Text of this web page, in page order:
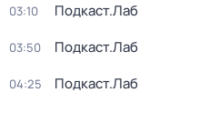
03:10 Подкаст.Лаб
03:50 Подкаст.Лаб
04:25 Подкаст.Лаб